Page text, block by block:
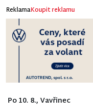
ReklamaKoupit reklamu
Po 10. 8., Vavřinec